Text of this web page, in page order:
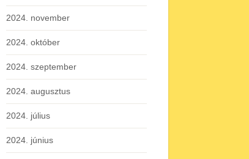
2024. november
2024. október
2024. szeptember
2024. augusztus
2024. július
2024. június